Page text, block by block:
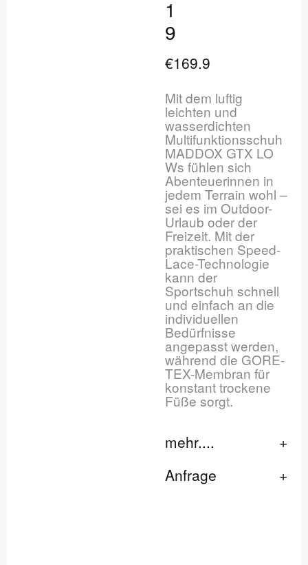
1
9
€169.9
Mit dem luftig
leichten und
wasserdichten
Multifunktionsschuh
MADDOX GTX LO
Ws fühlen sich
Abenteuerinnen in
jedem Terrain wohl –
sei es im Outdoor-
Urlaub oder der
Freizeit. Mit der
praktischen Speed-
Lace-Technologie
kann der
Sportschuh schnell
und einfach an die
individuellen
Bedürfnisse
angepasst werden,
während die GORE-
TEX-Membran für
konstant trockene
Füße sorgt.
mehr....
Anfrage